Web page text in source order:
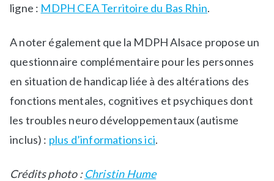
ligne : MDPH CEA Territoire du Bas Rhin.
A noter également que la MDPH Alsace propose un
questionnaire complémentaire pour les personnes
en situation de handicap liée à des altérations des
fonctions mentales, cognitives et psychiques dont
les troubles neuro développementaux (autisme
inclus) : plus d’informations ici.
Crédits photo :Christin Hume